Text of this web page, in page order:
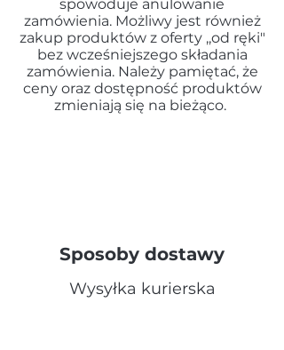
spowoduje anulowanie
zamówienia. Możliwy jest również
zakup produktów z oferty ,,od ręki"
bez wcześniejszego składania
zamówienia. Należy pamiętać, że
ceny oraz dostępność produktów
zmieniają się na bieżąco.
Sposoby dostawy
Wysyłka kurierska